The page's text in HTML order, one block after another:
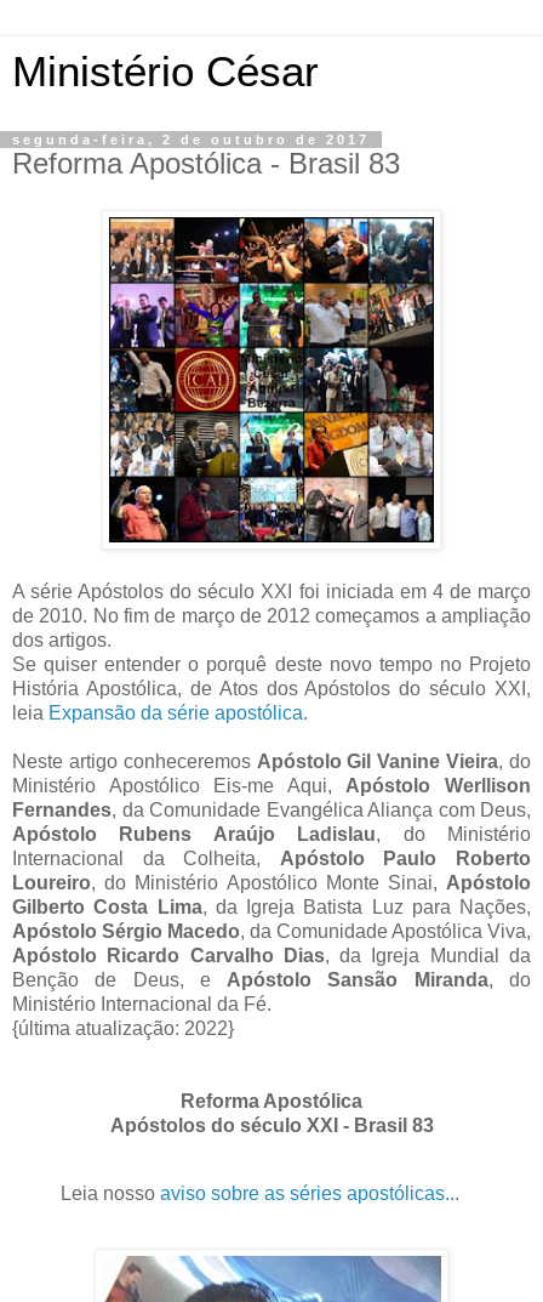
Ministério César
segunda-feira, 2 de outubro de 2017
Reforma Apostólica - Brasil 83
A série Apóstolos do século XXI foi iniciada em 4 de março
de 2010. No fim de março de 2012 começamos a ampliação
dos artigos.
Se quiser entender o porquê deste novo tempo no Projeto
História Apostólica, de Atos dos Apóstolos do século XXI,
leia Expansão da série apostólica.
Neste artigo conheceremos Apóstolo Gil Vanine Vieira, do
Ministério Apostólico Eis-me Aqui, Apóstolo Werllison
Fernandes, da Comunidade Evangélica Aliança com Deus,
Apóstolo Rubens Araújo Ladislau, do Ministério
Internacional da Colheita, Apóstolo Paulo Roberto
Loureiro, do Ministério Apostólico Monte Sinai, Apóstolo
Gilberto Costa Lima, da Igreja Batista Luz para Nações,
Apóstolo Sérgio Macedo, da Comunidade Apostólica Viva,
Apóstolo Ricardo Carvalho Dias, da Igreja Mundial da
Benção de Deus, e Apóstolo Sansão Miranda, do
Ministério Internacional da Fé.
{última atualização: 2022}
Reforma Apostólica
Apóstolos do século XXI - Brasil 83
Leia nosso aviso sobre as séries apostólicas...